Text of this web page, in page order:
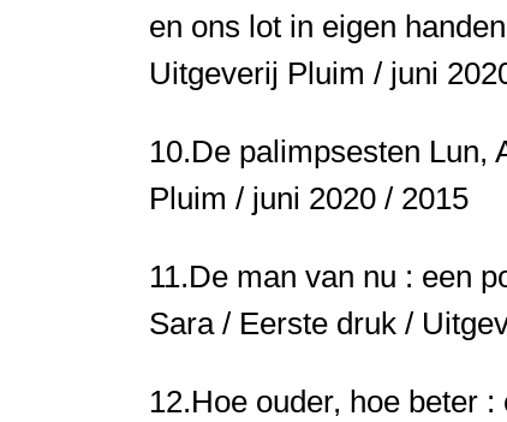
en ons lot in eigen
Uitgeverij Pluim / juni
10.De palimpsesten Lun,
Pluim / juni 2020 / 2015
11.De man van nu : een
Sara / Eerste druk /
12.Hoe ouder, hoe beter